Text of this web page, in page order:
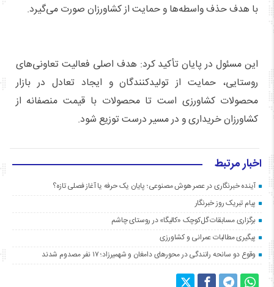
با هدف حذف واسطه‌ها و حمایت از کشاورزان صورت می‌گیرد.
این مسئول در پایان تأکید کرد: هدف اصلی فعالیت تعاونی‌های
روستایی، حمایت از تولیدکنندگان و ایجاد تعادل در بازار
محصولات کشاورزی است تا محصولات با قیمت منصفانه از
کشاورزان خریداری و در مسیر درست توزیع شود.
اخبار مرتبط
آینده خبرنگاری در عصر هوش مصنوعی؛ پایان یک حرفه یا آغاز فصلی تازه؟
پیام تبریک روز خبرنگار
برگزاری مسابقات گل‌کوچک «کالیگا» در روستای چاشم
پیگیری مطالبات عمرانی و کشاورزی
وقوع دو سانحه رانندگی در محورهای دامغان و شهمیرزاد؛ ۱۷ نفر مصدوم شدند